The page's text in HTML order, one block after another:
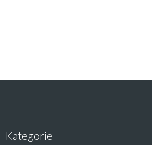
Kategorie